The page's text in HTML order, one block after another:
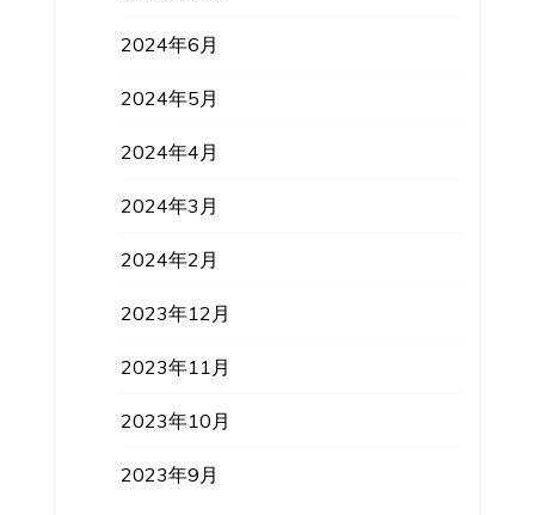
2024年6月
2024年5月
2024年4月
2024年3月
2024年2月
2023年12月
2023年11月
2023年10月
2023年9月